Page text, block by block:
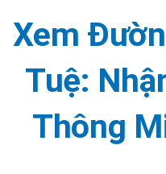
nội
Xem
Tuệ:
Thông